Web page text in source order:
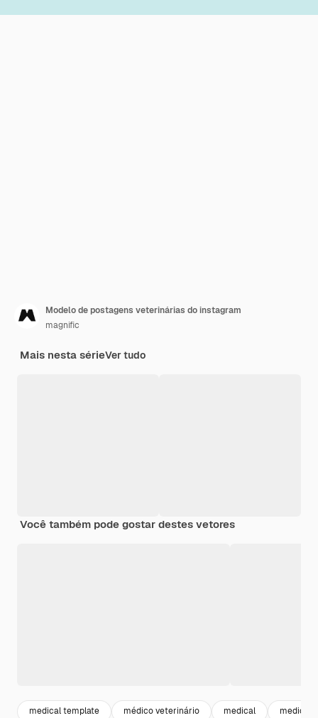
Modelo de postagens veterinárias do instagram
magnific
Mais nesta sérieVer tudo
Você também pode gostar destes vetores
medical template médico veterinário medical medicina